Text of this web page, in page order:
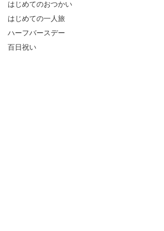
はじめてのおつかい
はじめての一人旅
ハーフバースデー
百日祝い